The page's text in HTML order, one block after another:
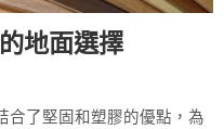
地面選擇
合了堅固和塑膠的優點，為